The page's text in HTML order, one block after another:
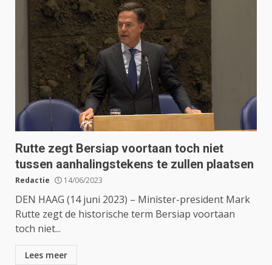
Rutte zegt Bersiap voortaan toch niet
tussen aanhalingstekens te zullen plaatsen
Redactie 14/06/2023
DEN HAAG (14 juni 2023) – Minister-president Mark
Rutte zegt de historische term Bersiap voortaan
toch niet...
Lees meer